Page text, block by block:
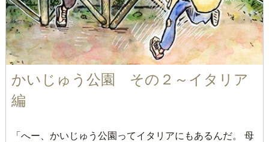
かいじゅう公園 その２～イタリア
編
「へー、かいじゅう公園ってイタリアにもあるんだ。 母